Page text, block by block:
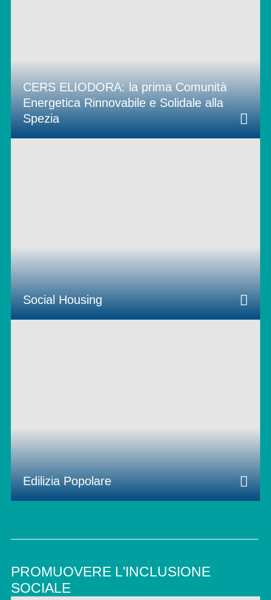
CERS ELIODORA: la prima Comunità
Energetica Rinnovabile e Solidale alla
Spezia
Social Housing
Edilizia Popolare
PROMUOVERE L'INCLUSIONE
SOCIALE